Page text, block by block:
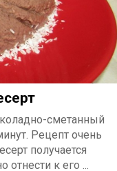
сметанный
Рецепт очень
получается
к его ...